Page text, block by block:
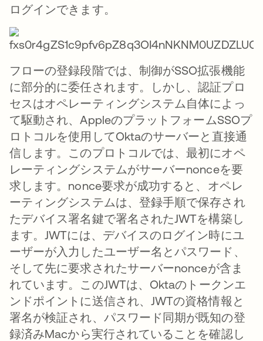
ログインできます。
フローの登録段階では、制御がSSO拡張機能
に部分的に委任されます。しかし、認証プロ
セスはオペレーティングシステム自体によっ
て駆動され、AppleのプラットフォームSSOプ
ロトコルを使用してOktaのサーバーと直接通
信します。このプロトコルでは、最初にオペ
レーティングシステムがサーバーnonceを要
求します。nonce要求が成功すると、オペレ
ーティングシステムは、登録手順で保存され
たデバイス署名鍵で署名されたJWTを構築し
ます。JWTには、デバイスのログイン時にユ
ーザーが入力したユーザー名とパスワード、
そして先に要求されたサーバーnonceが含ま
れています。このJWTは、Oktaのトークンエ
ンドポイントに送信され、JWTの資格情報と
署名が検証され、パスワード同期が既知の登
録済みMacから実行されていることを確認し